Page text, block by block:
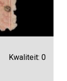
Kwaliteit: 0